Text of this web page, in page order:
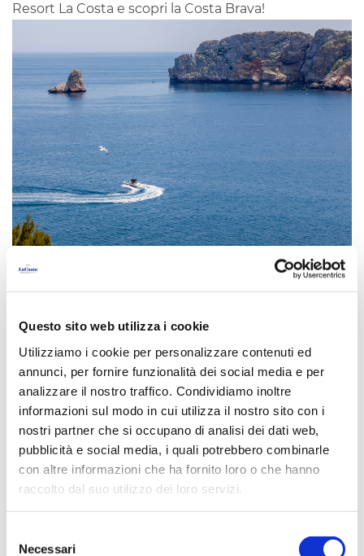
Questo sito web utilizza i cookie
Utilizziamo i cookie per personalizzare contenuti ed
annunci, per fornire funzionalità dei social media e per
analizzare il nostro traffico. Condividiamo inoltre
informazioni sul modo in cui utilizza il nostro sito con i
nostri partner che si occupano di analisi dei dati web,
pubblicità e social media, i quali potrebbero combinarle
con altre informazioni che ha fornito loro o che hanno
raccolto dal suo utilizzo dei loro servizi.
delNecessari
Resort La Costa e scopri la Costa Brava!
Cosa fare sulla Costa
Brava
vacanza attiva sia per chi cerca relax. È possibile
giocare a golf su campi classici come il Golf de Pals e
andare in bicicletta su percorsi che attraversano
borghi medievali (e soggiornare in un hotel bike-
friendly come il Resort La Costa). È inoltre possibile
praticare attività acquatiche come la vela, il kayak o
le immersioni in acque limpide e tranquille, oppure
fare escursioni lungo una moltitudine di sentieri